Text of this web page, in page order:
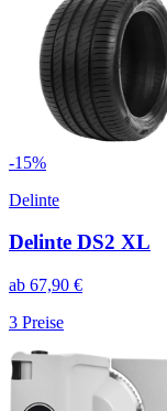
-15%
Delinte
Delinte DS2 XL
ab 67,90 €
3 Preise